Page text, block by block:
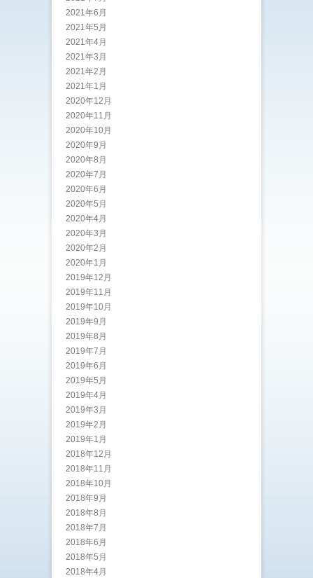
2021年6月
2021年5月
2021年4月
2021年3月
2021年2月
2021年1月
2020年12月
2020年11月
2020年10月
2020年9月
2020年8月
2020年7月
2020年6月
2020年5月
2020年4月
2020年3月
2020年2月
2020年1月
2019年12月
2019年11月
2019年10月
2019年9月
2019年8月
2019年7月
2019年6月
2019年5月
2019年4月
2019年3月
2019年2月
2019年1月
2018年12月
2018年11月
2018年10月
2018年9月
2018年8月
2018年7月
2018年6月
2018年5月
2018年4月